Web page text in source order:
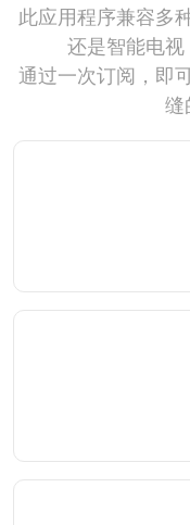
此应用程序兼容多
还是智能电视
通过一次订阅，即
缝